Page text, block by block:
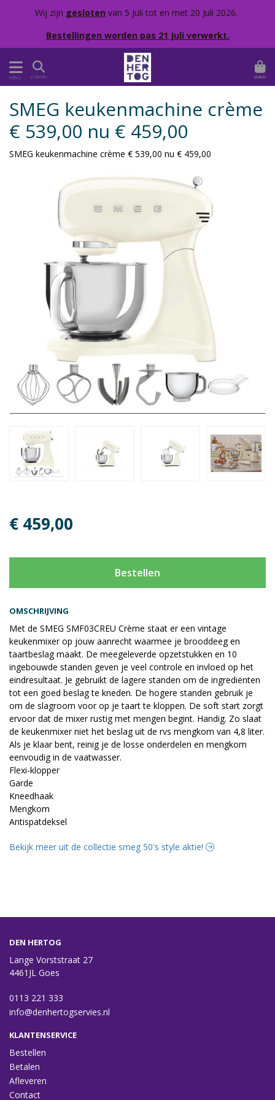
Wij zijn gesloten van 5 Juli tot en met 20 Juli 2026.
Bestellingen worden pas 21 Juli verwerkt.
MENU ZOEKEN MAND
OMSCHRIJVING
Met de SMEG SMF03CREU Crème staat er een vintage
keukenmixer op jouw aanrecht waarmee je brooddeeg en
taartbeslag maakt. De meegeleverde opzetstukken en 10
ingebouwde standen geven je veel controle en invloed op het
eindresultaat. Je gebruikt de lagere standen om de ingrediënten
tot een goed beslag te kneden. De hogere standen gebruik je
om de slagroom voor op je taart te kloppen. De soft start zorgt
ervoor dat de mixer rustig met mengen begint. Handig. Zo slaat
de keukenmixer niet het beslag uit de rvs mengkom van 4,8 liter.
Als je klaar bent, reinig je de losse onderdelen en mengkom
eenvoudig in de vaatwasser.
Flexi-klopper
Garde
Kneedhaak
Mengkom
Antispatdeksel
SMEG keukenmachine crème
€ 539,00 nu € 459,00
SMEG keukenmachine crème € 539,00 nu € 459,00
€ 459,00
Bestellen
Bekijk meer uit de collectie smeg 50's style aktie!
DEN HERTOG
Lange Vorststraat 27
4461JL Goes
0113 221 333
info@denhertogservies.nl
KLANTENSERVICE
Bestellen
Betalen
Afleveren
Contact